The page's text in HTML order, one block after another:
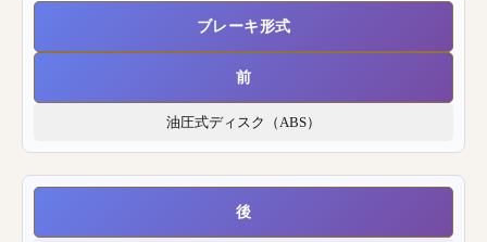
ブレーキ形式
前
油圧式ディスク（ABS）
後